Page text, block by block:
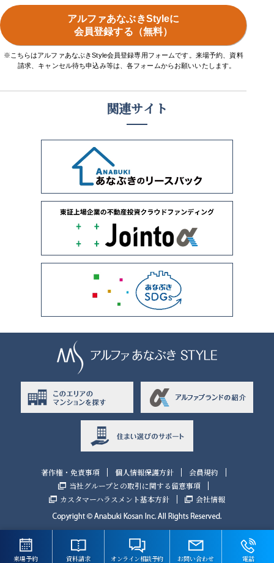
来場予約 資料請求 オンライン相談予約 お問い合わせ 電話
アルファあなぶきStyleに
会員登録する（無料）
※こちらはアルファあなぶきStyle会員登録専用フォームです。来場予約、資料
請求、キャンセル待ち申込み等は、各フォームからお願いいたします。
関連サイト
著作権・免責事項 個人情報保護方針
会員規約
当社グループとの取引に関する留意事項
カスタマーハラスメント基本方針
会社情報